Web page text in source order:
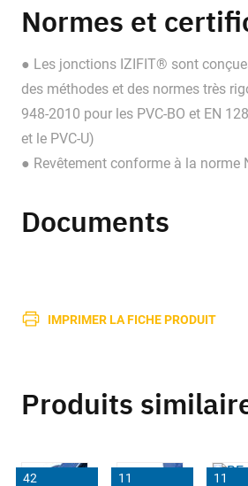
Normes et
● Les jonctions IZIFIT® sont
des méthodes et des normes très
948-2010 pour les PVC-BO et EN
et le PVC-U)
● Revêtement conforme à la norme
Documents
IMPRIMER LA FICHE PRODUIT
Produits
42
11
11